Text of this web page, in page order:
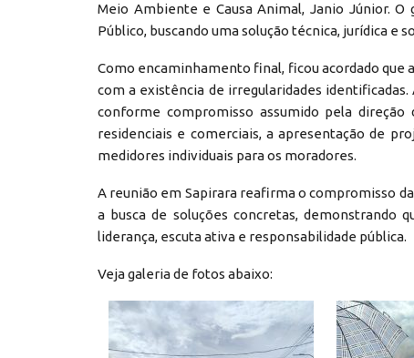
Meio Ambiente e Causa Animal, Janio Júnior.
Público, buscando uma solução técnica, jurídica e
Como encaminhamento final, ficou acordado que
com a existência de irregularidades
conforme compromisso assumido pela direção
residenciais e comerciais, a apresentação de
medidores individuais para os moradores.
A reunião em Sapirara reafirma o compromisso
a busca de soluções concretas, demonstrando
liderança, escuta ativa e responsabilidade pública.
Veja galeria de fotos abaixo: